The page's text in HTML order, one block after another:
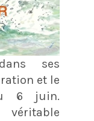
ses
et le
6 juin.